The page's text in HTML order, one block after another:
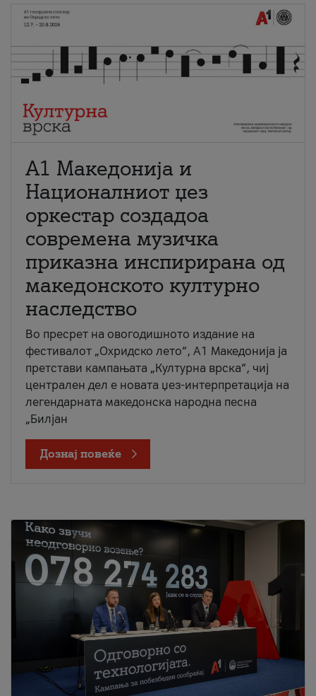
А1 Македонија и
Националниот џез
оркестар создадоа
современа музичка
приказна инспирирана од
македонското културно
наследство
Во пресрет на овогодишното издание на
фестивалот „Охридско лето“, А1 Македонија ја
претстави кампањата „Културна врска“, чиј
централен дел е новата џез-интерпретација на
легендарната македонска народна песна
„Билјан
Дознај повеќе